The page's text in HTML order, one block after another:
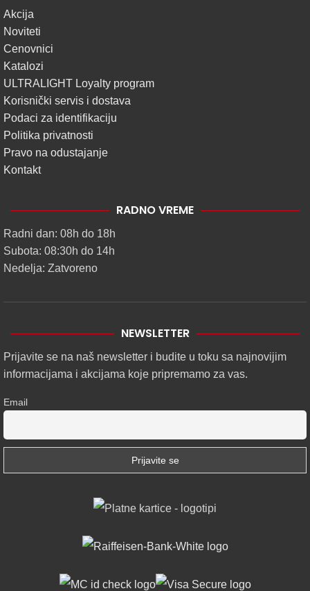
Akcija
Noviteti
Cenovnici
Katalozi
ULTRALIGHT Loyalty program
Korisnički servis i dostava
Podaci za identifikaciju
Politika privatnosti
Pravo na odustajanje
Kontakt
RADNO VREME
Radni dan: 08h do 18h
Subota: 08:30h do 14h
Nedelja: Zatvoreno
NEWSLETTER
Prijavite se na naš newsletter i budite u toku sa najnovijim
informacijama i akcijama koje pripremamo za vas.
Email